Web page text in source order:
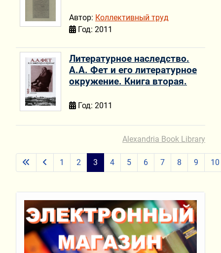
Автор: Коллективный труд
Год: 2011
Литературное наследство.
А.А. Фет и его литературное
окружение. Книга вторая.
Год: 2011
Alexandria Book Library
1 2 3 4 5 6 7 8 9 10